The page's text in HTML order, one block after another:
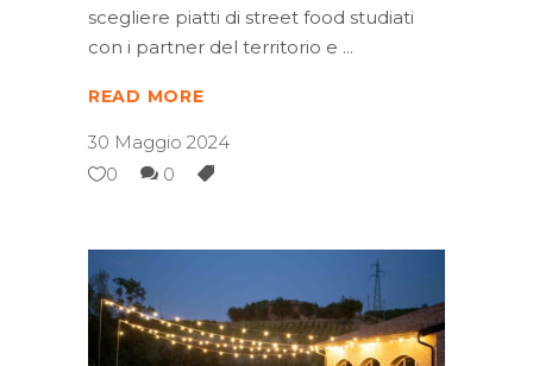
scegliere piatti di street food studiati
con i partner del territorio e
READ MORE
30 Maggio 2024
0
0